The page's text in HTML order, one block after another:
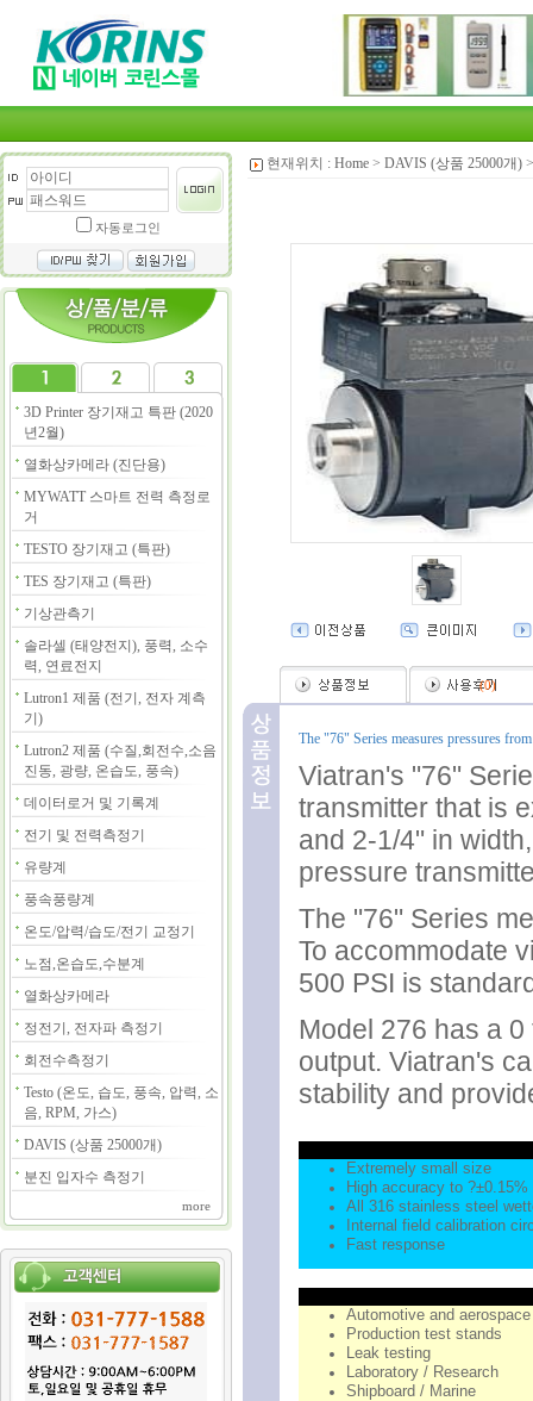
자동로그인
3D Printer 장기재고 특판 (2020
년2월)
열화상카메라 (진단용)
MYWATT 스마트 전력 측정로
거
TESTO 장기재고 (특판)
TES 장기재고 (특판)
기상관측기
솔라셀 (태양전지), 풍력, 소수
력, 연료전지
Lutron1 제품 (전기, 전자 계측
기)
Lutron2 제품 (수질,회전수,소음
진동, 광량, 온습도, 풍속)
데이터로거 및 기록계
전기 및 전력측정기
유량계
풍속풍량계
온도/압력/습도/전기 교정기
노점,온습도,수분계
열화상카메라
정전기, 전자파 측정기
회전수측정기
Testo (온도, 습도, 풍속, 압력, 소
음, RPM, 가스)
DAVIS (상품 25000개)
분진 입자수 측정기
more
현재위치 : Home > DAVIS (상품 25000개)
(0)
The "76" Series measures pressures
Viatran's "76"
transmitter that is
and 2-1/4" in
pressure
The "76" Series
To accommodate
500 PSI is
Model 276 has a
output. Viatran's
stability and
Extremely small size
High accuracy to ?±0.15%
All 316 stainless steel
Internal field calibration
Fast response
Automotive and
Production test stands
Leak testing
Laboratory / Research
Shipboard / Marine